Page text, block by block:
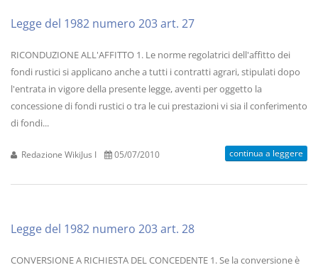
Legge del 1982 numero 203 art. 27
RICONDUZIONE ALL'AFFITTO 1. Le norme regolatrici dell'affitto dei
fondi rustici si applicano anche a tutti i contratti agrari, stipulati dopo
l'entrata in vigore della presente legge, aventi per oggetto la
concessione di fondi rustici o tra le cui prestazioni vi sia il conferimento
di fondi...
Redazione WikiJus I 05/07/2010 continua a leggere
Legge del 1982 numero 203 art. 28
CONVERSIONE A RICHIESTA DEL CONCEDENTE 1. Se la conversione è